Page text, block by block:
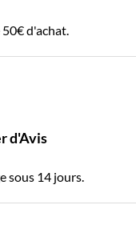
d'achat.
d'Avis
sous 14 jours.